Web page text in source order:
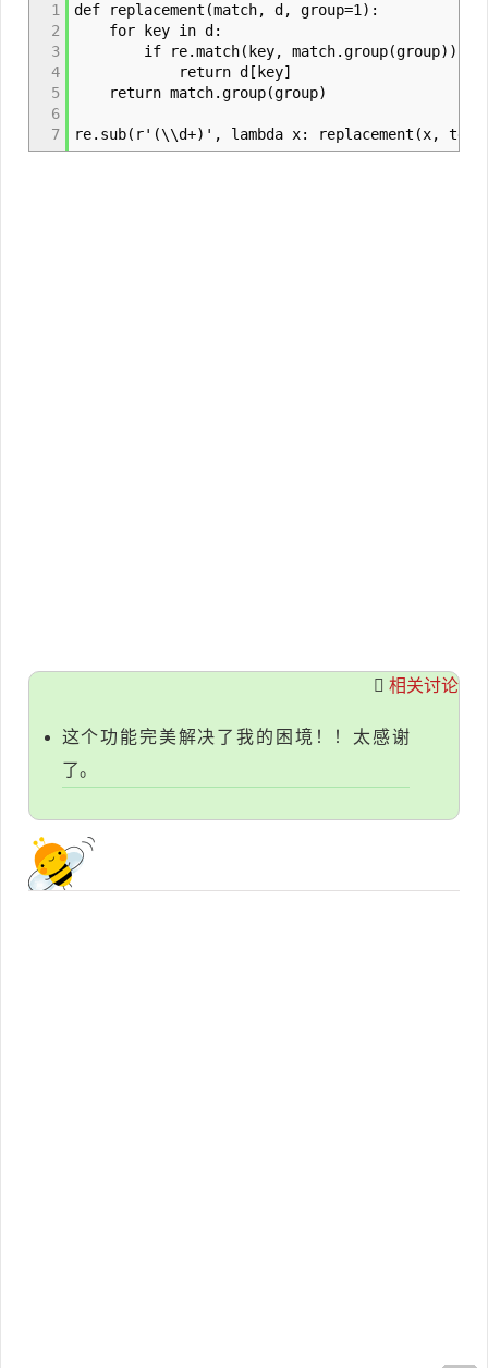
1
2
3
4
5
6
7
def replacement(match, d, group=1):
for key in d:
if re.match(key, match.group(group)):
return d[key]
return match.group(group)
re.sub(r'(\\d+)', lambda x: replacement(x,
相关讨论
这个功能完美解决了我的困境！！太感谢
了。